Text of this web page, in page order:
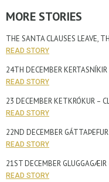
MORE STORIES
THE SANTA CLAUSES LEAVE,
READ STORY
24TH DECEMBER
READ STORY
23 DECEMBER KETKRÓKUR –
READ STORY
22ND DECEMBER
READ STORY
21ST DECEMBER
READ STORY